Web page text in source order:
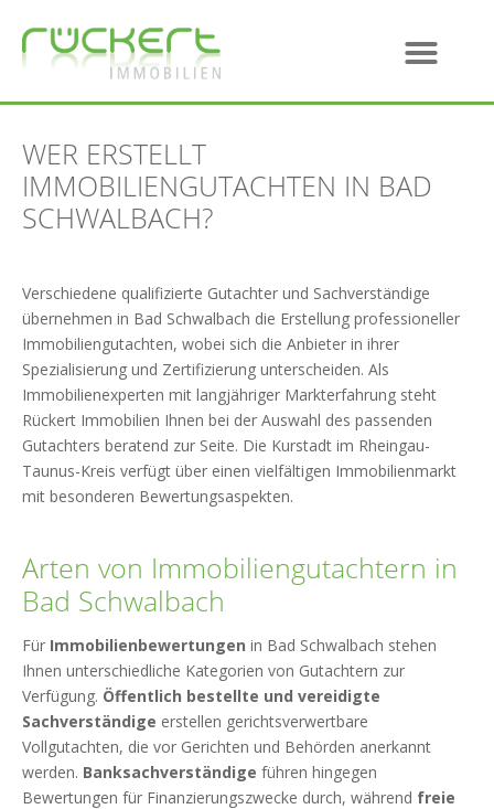
WER ERSTELLT
IMMOBILIENGUTACHTEN IN BAD
SCHWALBACH?
Verschiedene qualifizierte Gutachter und Sachverständige
übernehmen in Bad Schwalbach die Erstellung professioneller
Immobiliengutachten, wobei sich die Anbieter in ihrer
Spezialisierung und Zertifizierung unterscheiden. Als
Immobilienexperten mit langjähriger Markterfahrung steht
Rückert Immobilien Ihnen bei der Auswahl des passenden
Gutachters beratend zur Seite. Die Kurstadt im Rheingau-
Taunus-Kreis verfügt über einen vielfältigen Immobilienmarkt
mit besonderen Bewertungsaspekten.
Arten von Immobiliengutachtern in
Bad Schwalbach
Für Immobilienbewertungen in Bad Schwalbach stehen
Ihnen unterschiedliche Kategorien von Gutachtern zur
Verfügung. Öffentlich bestellte und vereidigte
Sachverständige erstellen gerichtsverwertbare
Vollgutachten, die vor Gerichten und Behörden anerkannt
werden. Banksachverständige führen hingegen
Bewertungen für Finanzierungszwecke durch, während freie